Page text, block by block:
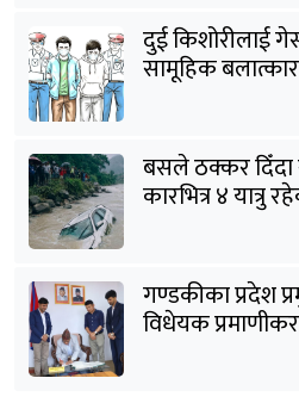
दुई किशोरीलाई
सामूहिक
बसले ठक्कर
कारभित्र ४ यात्रु
गण्डकीका प्रदेश
विधेयक